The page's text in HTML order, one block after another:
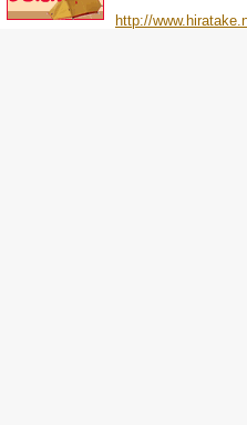
http://